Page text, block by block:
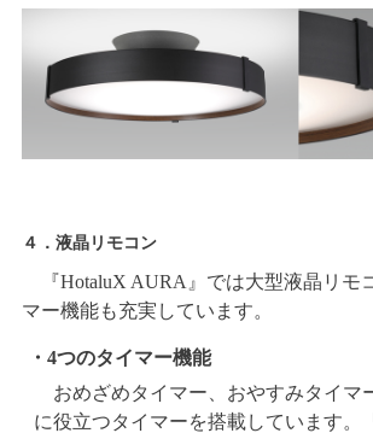
４．液晶リモコン
『HotaluX AURA』では大型液晶リモ
マー機能も充実しています。
・4つのタイマー機能
おめざめタイマー、おやすみタイマ
に役立つタイマーを搭載しています。